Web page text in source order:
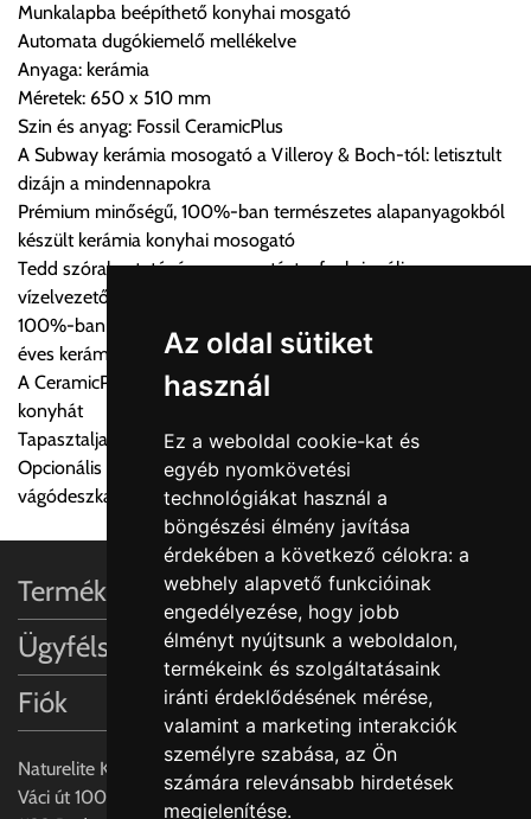
Az oldal sütiket
használ
Ez a weboldal cookie-kat és
egyéb nyomkövetési
technológiákat használ a
böngészési élmény javítása
érdekében a következő célokra: a
webhely alapvető funkcióinak
engedélyezése, hogy jobb
élményt nyújtsunk a weboldalon,
termékeink és szolgáltatásaink
iránti érdeklődésének mérése,
valamint a marketing interakciók
személyre szabása, az Ön
számára relevánsabb hirdetések
megjelenítése.
úgy esetenként több lehetőséget ajánl fel a program. Kérjük, a
vásárolt árú figyelembevételével az önnek megfelelő szállítási
költséget válassza ki.
Amennyiben nem biztos választásában, vagy a program
automatikusan nem ajánl fel szállítási költséget, úgy válassza
a 0.- forintos szállítást, kollégáink megvizsgálják a vásárolt
termék adatait, majd visszaigazolják a szállítás költségét.
Ingyenes szállítási lehetőség nincs!
Egyes termékek súlyát a program nem ismeri, rendelés esetén
a központ igazolja vissza. Amennyiben a költséget az Ön által
gondoltnál magasabb értékben igazoljuk vissza, úgy a
visszaigazolástól számított 24 órán belül a terméket
lemondhatja, vagy kérheti a személyes átvételre való
módosítását.
FIGYELEM!!
KERÁMIA TERMÉKEK SZÁLLÍTATÁSA NEM, VAGY CSAK
A MEGRENDELŐ KIFEJEZETT KÉRÉSÉRE ÉS
FELELŐSSÉGÉRE LEHETSÉGES!!
Egyéb leírások:
Budapesti szállítások:
1, Budapestre kért szállítás esetén az általános szállítás
helyett időre történő extra szállítás kérése is lehetséges
egyedi áron. A szállítás megbeszélt időablakban lehetőség
szerint 1 órás intervallumon belüli pontos időpont
megjelöléssel kérhető munkanapokon 09.00 - 15.00 között.
Munkalapba beépíthető konyhai mosgató
Automata dugókiemelő mellékelve
Anyaga: kerámia
Méretek: 650 x 510 mm
Szin és anyag: Fossil CeramicPlus
A Subway kerámia mosogató a Villeroy & Boch-tól: letisztult
dizájn a mindennapokra
Prémium minőségű, 100%-ban természetes alapanyagokból
készült kerámia konyhai mosogató
Tedd szórakoztatóvá a mosogatást a funkcionális
vízelvezetővel felszerelt mosogatóval
100%-ban természetes alapanyagok és kézművesség 270
éves kerámia tapasztalattal
A CeramicPlus könnyen gondozható, és tisztán tartja a
konyhát
Tapasztalja meg a Villeroy & Boch varázslatos dizájn világát
Opcionális iegészítők: Rozsdamentes acél akasztható tálca és
vágódeszka valódi fa furnérral
Naturelite Kft,
Váci út 100.,
Termékinformációk
Ügyfélszolgálat
Fiók